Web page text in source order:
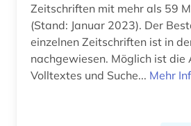
mathematik (3)
medienwissenschaft (1)
Zeitschriften mit mehr als 59
(Stand: Januar 2023). Der
einzelnen Zeitschriften ist in
nachgewiesen. Möglich ist die
Volltextes und Suche... Mehr